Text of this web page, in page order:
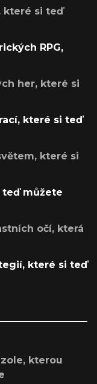
které si teď
RPG,
her, které si
které si teď
které si
teď můžete
očí, která
které si teď
kterou